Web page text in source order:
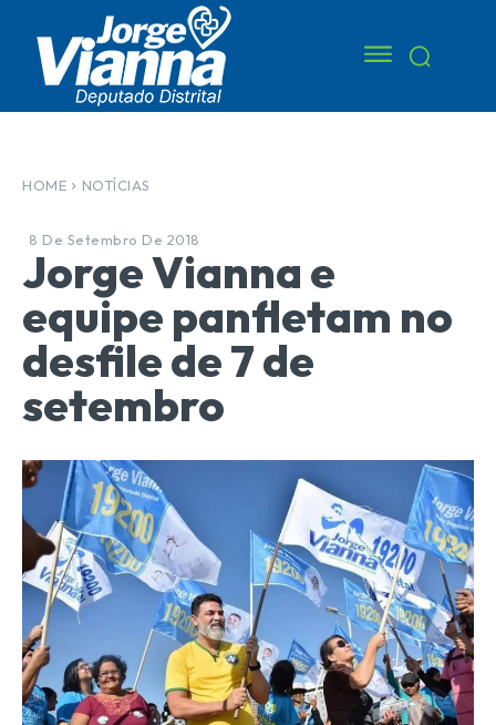
HOME NOTÍCIAS
8 De Setembro De 2018
Jorge Vianna e
equipe panfletam no
desfile de 7 de
setembro